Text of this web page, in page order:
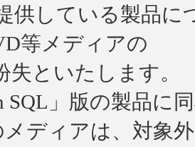
供している製品に
等メディアの
といたします。
」版の製品に
メディアは、対象